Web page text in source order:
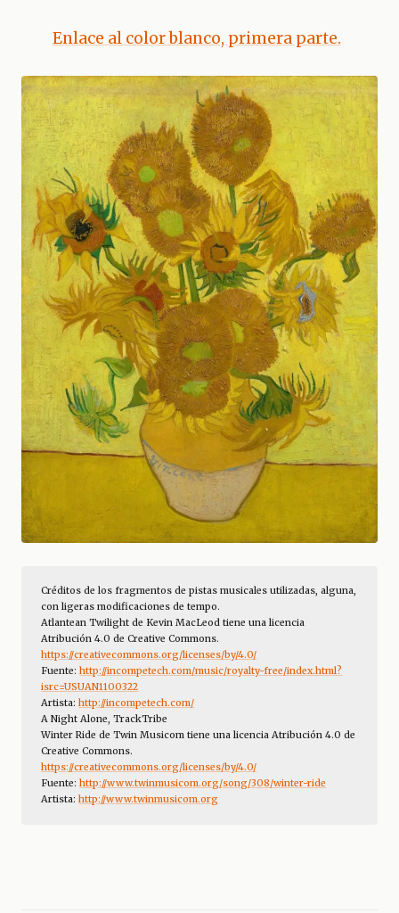
Enlace al color blanco, primera parte.
Créditos de los fragmentos de pistas musicales utilizadas, alguna,
con ligeras modificaciones de tempo.
Atlantean Twilight de Kevin MacLeod tiene una licencia
https://creativecommons.org/licenses/by/4.0/
Fuente: http://incompetech.com/music/royalty-free/index.html?
isrc=USUAN1100322
Artista: http://incompetech.com/
A Night Alone, TrackTribe
Winter Ride de Twin Musicom tiene una licencia Atribución 4.0 de
Creative Commons.
https://creativecommons.org/licenses/by/4.0/
Fuente: http://www.twinmusicom.org/song/308/winter-ride
Artista: http://www.twinmusicom.org